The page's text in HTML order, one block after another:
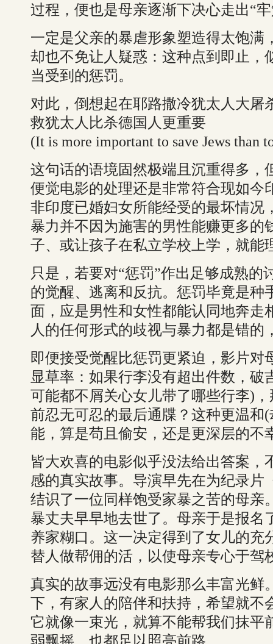
过程，便也是母亲逐渐下决心走出“
一定是父亲的暴虐形象塑造得太饱满
却也不免让人疑惑：这种点到即止，
当受到的惩罚。
对此，倒想起在耶路撒冷犹太人大屠
救犹太人比杀德国人更重要
(It is more important to save Jews than
这句话的语境固然极端且沉重得多，
便觉电影的处理还是非常符合现如今
非印度已婚妇女所能经受的最坏情况
暴力并不因为施害的男性能赚更多的
子、或让孩子在私立学校上学，就能
只是，若要对“惩罚”作出足够成熟的
的觉醒、逃离和反抗。惩罚毕竟是种
面，应是男性和女性都能认同地奔走
人的任何形式的歧视与暴力都是错的
即便接受觉醒比惩罚更紧迫，影片对
显草率：如果行李没有超出件数，破
可能都不屑关心女儿带了哪些行李)
前忍无可忍的最后通牒？这种更温和
能，算是苟且偷安，还是更深层的不
皆大欢喜的电影似乎没法给出答案，
感的真实故事。导演早先在为纪录片
结识了一位同样饱受家暴之苦的母亲
暴丈夫早早地去世了。母亲于是报名
养家糊口。这一决定得到了女儿的充
替人做帮佣的活，以使母亲专心于驾
真实的故事远没有电影那么丰富光鲜
下，有家人的陪伴和扶持，希望就不
它就像一束光，就算不能帮我们抹平